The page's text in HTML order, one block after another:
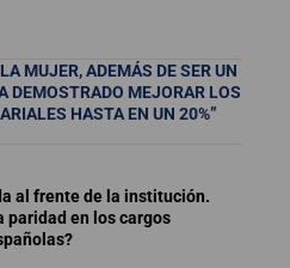
MUJER, ADEMÁS DE SER UN
DEMOSTRADO MEJORAR LOS
HASTA EN UN 20%”
al frente de la institución.
paridad en los cargos